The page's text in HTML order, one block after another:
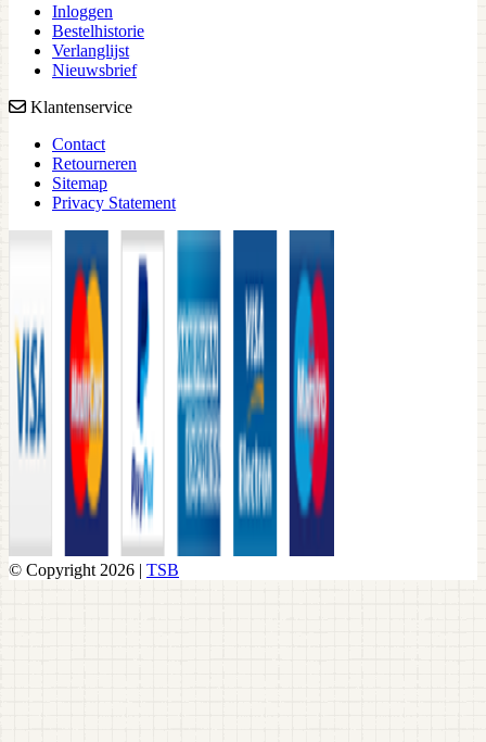
Inloggen
Bestelhistorie
Verlanglijst
Nieuwsbrief
Klantenservice
Contact
Retourneren
Sitemap
Privacy Statement
© Copyright 2026 | TSB